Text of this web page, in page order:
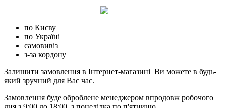
по Києву
по Україні
самовивіз
з-за кордону
Залишити замовлення в Інтернет-магазині Ви можете в будь-
який зручний для Вас час.
Замовлення буде оброблене менеджером впродовж робочого